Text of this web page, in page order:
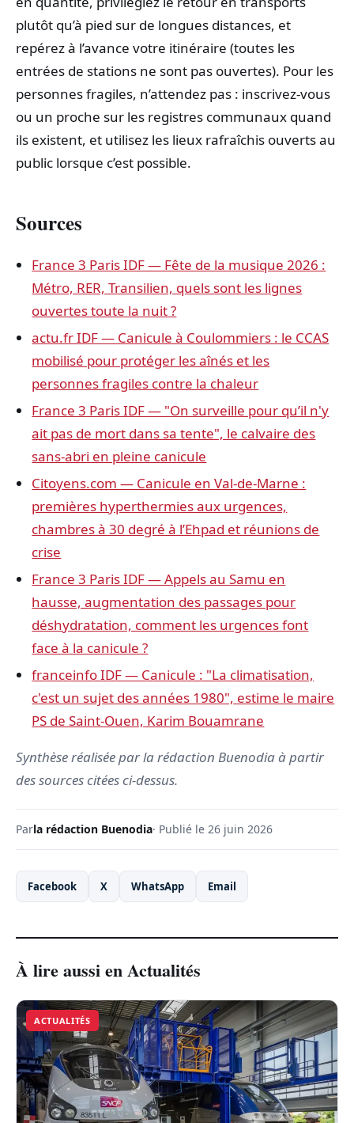
plutôt qu’à pied sur de longues distances, et
repérez à l’avance votre itinéraire (toutes les
entrées de stations ne sont pas ouvertes). Pour les
personnes fragiles, n’attendez pas : inscrivez-vous
ou un proche sur les registres communaux quand
ils existent, et utilisez les lieux rafraîchis ouverts au
public lorsque c’est possible.
Sources
France 3 Paris IDF — Fête de la musique 2026 :
Métro, RER, Transilien, quels sont les lignes
ouvertes toute la nuit ?
actu.fr IDF — Canicule à Coulommiers : le CCAS
mobilisé pour protéger les aînés et les
personnes fragiles contre la chaleur
France 3 Paris IDF — "On surveille pour qu’il n'y
ait pas de mort dans sa tente", le calvaire des
sans-abri en pleine canicule
Citoyens.com — Canicule en Val-de-Marne :
premières hyperthermies aux urgences,
chambres à 30 degré à l’Ehpad et réunions de
crise
France 3 Paris IDF — Appels au Samu en
hausse, augmentation des passages pour
déshydratation, comment les urgences font
face à la canicule ?
franceinfo IDF — Canicule : "La climatisation,
c'est un sujet des années 1980", estime le maire
PS de Saint-Ouen, Karim Bouamrane
Synthèse réalisée par la rédaction Buenodia à partir
des sources citées ci-dessus.
Parla rédaction Buenodia· Publié le 26 juin 2026
Facebook X WhatsApp Email
À lire aussi en Actualités
ACTUALITÉS